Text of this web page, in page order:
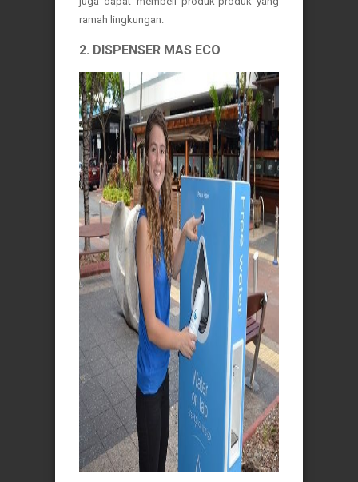
ramah lingkungan.
2. DISPENSER MAS ECO